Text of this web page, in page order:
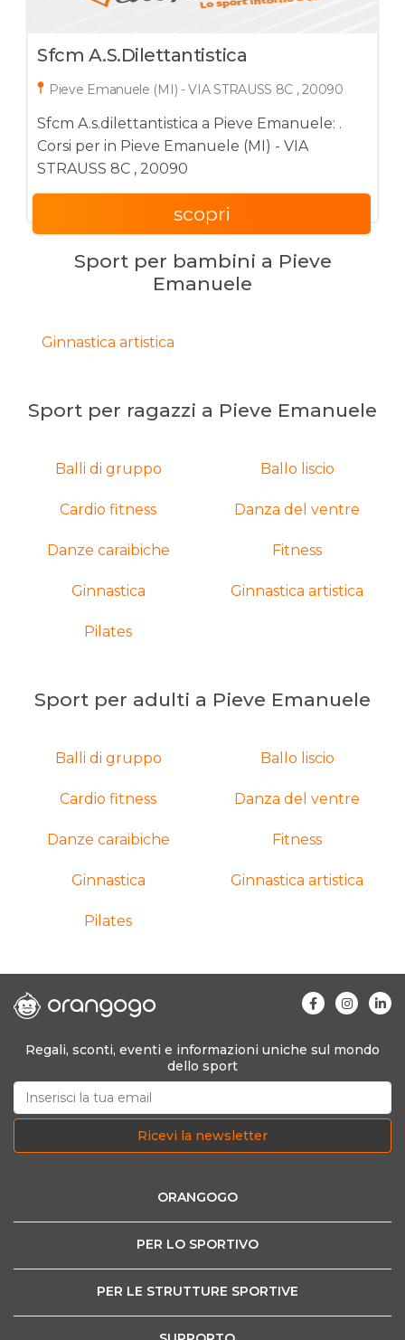
Sfcm A.s.dilettantistica
Pieve Emanuele (MI) - VIA STRAUSS 8C , 20090
Sfcm A.s.dilettantistica a Pieve Emanuele: .
Corsi per in Pieve Emanuele (MI) - VIA
STRAUSS 8C , 20090
scopri
Sport per bambini a Pieve
Emanuele
Ginnastica artistica
Sport per ragazzi a Pieve Emanuele
Balli di gruppo Ballo liscio
Cardio fitness Danza del ventre
Danze caraibiche Fitness
Ginnastica Ginnastica artistica
Pilates
Sport per adulti a Pieve Emanuele
Balli di gruppo Ballo liscio
Cardio fitness Danza del ventre
Danze caraibiche Fitness
Ginnastica Ginnastica artistica
Pilates
Regali, sconti, eventi e informazioni uniche sul mondo
dello sport
Ricevi la newsletter
ORANGOGO
PER LO SPORTIVO
PER LE STRUTTURE SPORTIVE